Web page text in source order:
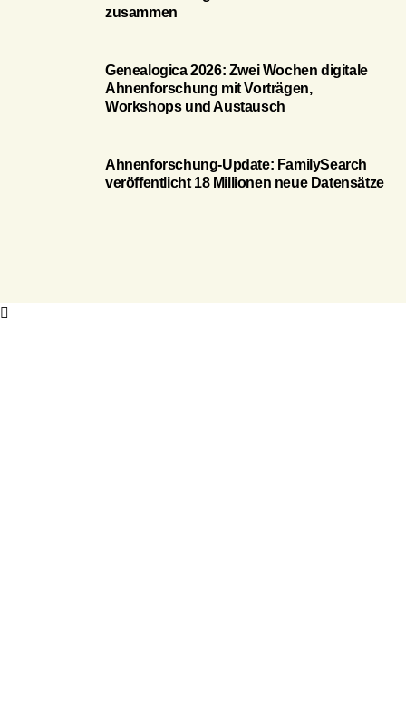
zusammen
Genealogica 2026: Zwei Wochen digitale
Ahnenforschung mit Vorträgen,
Workshops und Austausch
Ahnenforschung-Update: FamilySearch
veröffentlicht 18 Millionen neue Datensätze